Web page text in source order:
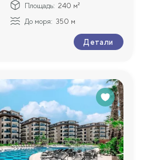
Площадь: 240 м²
До моря: 350 м
Детали